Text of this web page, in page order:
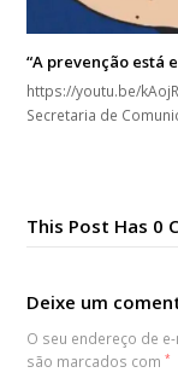
“A prevenção está
https://youtu.be/
Secretaria de
This Post Has 0
Deixe um
O seu endereço de
são marcados com*